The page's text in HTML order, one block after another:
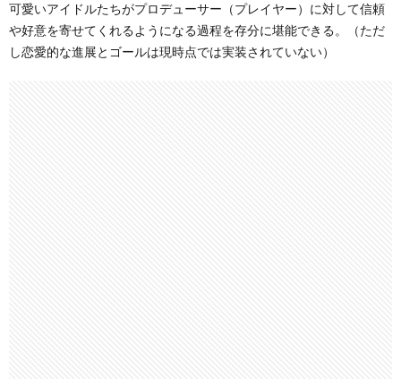
可愛いアイドルたちがプロデューサー（プレイヤー）に対して信頼
や好意を寄せてくれるようになる過程を存分に堪能できる。（ただ
し恋愛的な進展とゴールは現時点では実装されていない）